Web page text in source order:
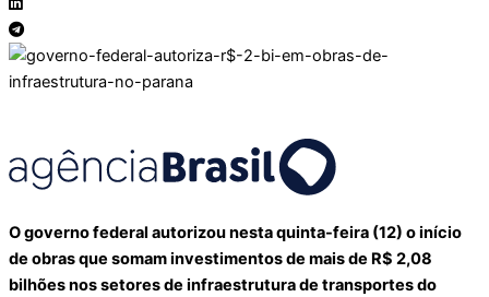
O governo federal autorizou nesta quinta-feira (12) o início
de obras que somam investimentos de mais de R$ 2,08
bilhões nos setores de infraestrutura de transportes do